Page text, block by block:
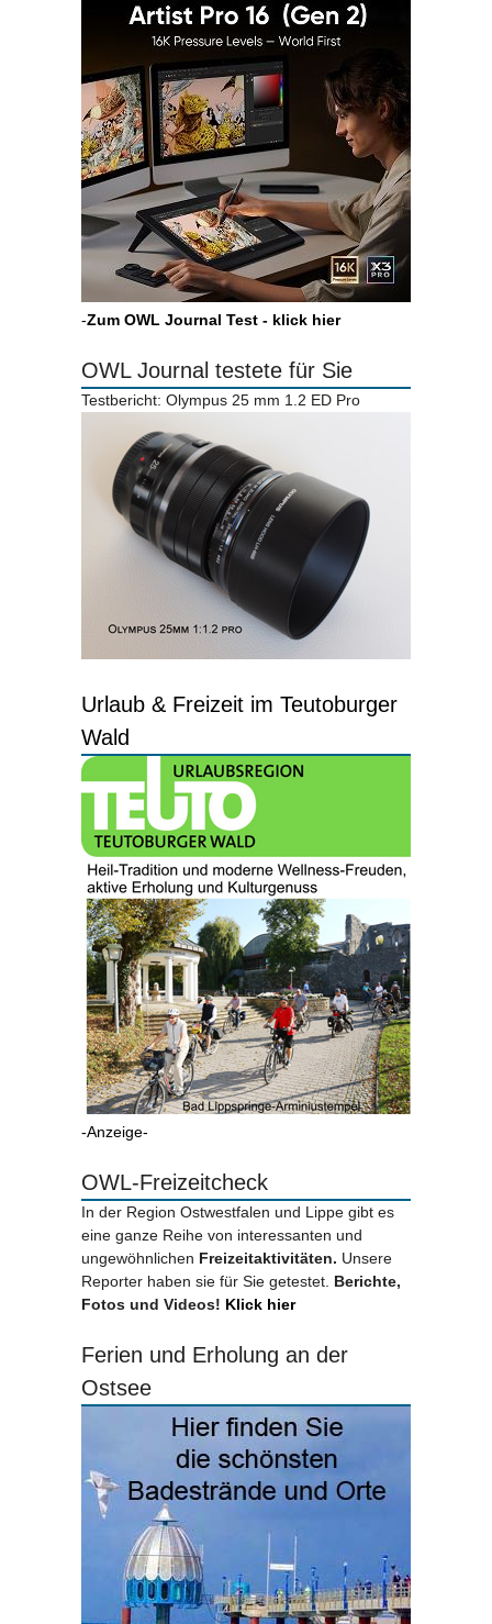
-Zum OWL Journal Test - klick hier
OWL Journal testete für Sie
Testbericht: Olympus 25 mm 1.2 ED Pro
Urlaub & Freizeit im Teutoburger
Wald
-Anzeige-
OWL-Freizeitcheck
In der Region Ostwestfalen und Lippe gibt es
eine ganze Reihe von interessanten und
ungewöhnlichen Freizeitaktivitäten. Unsere
Reporter haben sie für Sie getestet. Berichte,
Fotos und Videos! Klick hier
Ferien und Erholung an der
Ostsee